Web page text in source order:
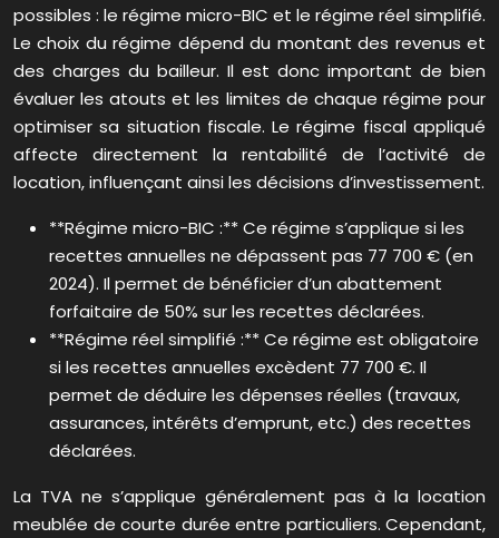
possibles : le régime micro-BIC et le régime réel simplifié.
Le choix du régime dépend du montant des revenus et
des charges du bailleur. Il est donc important de bien
évaluer les atouts et les limites de chaque régime pour
optimiser sa situation fiscale. Le régime fiscal appliqué
affecte directement la rentabilité de l’activité de
location, influençant ainsi les décisions d’investissement.
**Régime micro-BIC :** Ce régime s’applique si les
recettes annuelles ne dépassent pas 77 700 € (en
2024). Il permet de bénéficier d’un abattement
forfaitaire de 50% sur les recettes déclarées.
**Régime réel simplifié :** Ce régime est obligatoire
si les recettes annuelles excèdent 77 700 €. Il
permet de déduire les dépenses réelles (travaux,
assurances, intérêts d’emprunt, etc.) des recettes
déclarées.
La TVA ne s’applique généralement pas à la location
meublée de courte durée entre particuliers. Cependant,